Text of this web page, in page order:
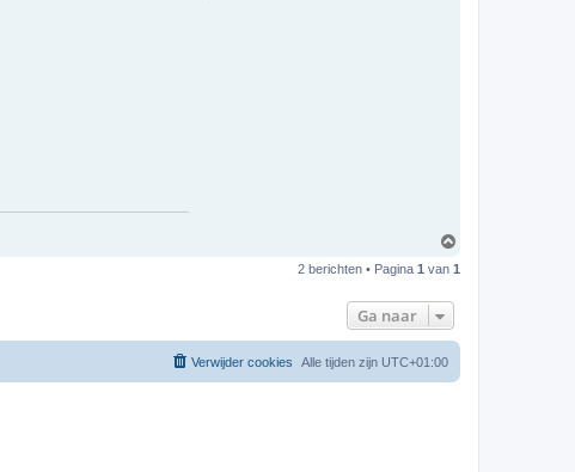
h
2 berichten • Pagina 1 van 1
Ga naar
Alle tijden zijn UTC+01:00
Verwijder cookies